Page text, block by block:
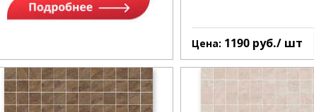
Цена: 1190 руб./ шт